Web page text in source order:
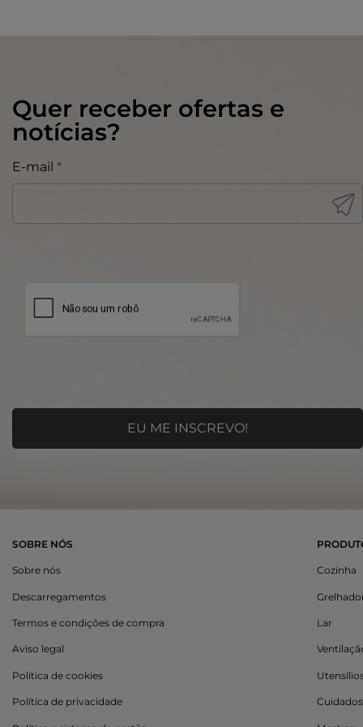
Quer receber ofertas e
notícias?
E-mail *
SOBRE NÓS
Sobre nós
Descarregamentos
Termos e condições de compra
Aviso legal
Política de cookies
Política de privacidade
Cozinha
Lar